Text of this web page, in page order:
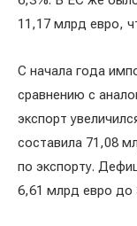
11,17 млрд евро,
С начала года
сравнению с
экспорт
составила 71,08
по экспорту.
6,61 млрд евро до